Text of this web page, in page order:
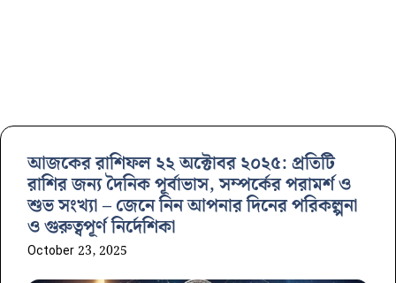
আজকের রাশিফল ২২ অক্টোবর ২০২৫: প্রতিটি
রাশির জন্য দৈনিক পূর্বাভাস, সম্পর্কের পরামর্শ ও
শুভ সংখ্যা – জেনে নিন আপনার দিনের পরিকল্পনা
ও গুরুত্বপূর্ণ নির্দেশিকা
October 23, 2025